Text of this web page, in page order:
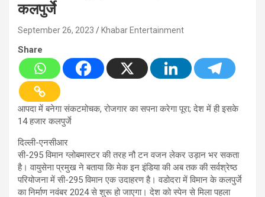
कलपुर्जे
September 26, 2023 Khabar Entertainment
Share
आपदा में बनेगा संकटमोचक, रोजगार का सपना करेगा पूरा; देश में ही इसके
14 हजार कलपुर्जे
दिल्ली-एनसीआर
सी-295 विमान ग्लोबमास्टर की तरह नौ टन वजन लेकर उड़ान भर सकता
है। वायुसेना प्रमुख ने बताया कि मेक इन इंडिया की अब तक की सर्वश्रेष्ठ
परियोजना में सी-295 विमान एक उदाहरण है। वडोदरा में विमान के कलपुर्जे
का निर्माण नवंबर 2024 से शुरू हो जाएगा। देश को स्पेन से मिला पहला